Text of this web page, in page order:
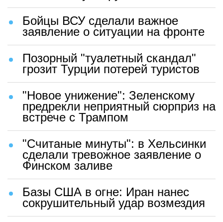
Бойцы ВСУ сделали важное
заявление о ситуации на фронте
Позорный "туалетный скандал"
грозит Турции потерей туристов
"Новое унижение": Зеленскому
предрекли неприятный сюрприз на
встрече с Трампом
"Считаные минуты": в Хельсинки
сделали тревожное заявление о
Финском заливе
Базы США в огне: Иран нанес
сокрушительный удар возмездия